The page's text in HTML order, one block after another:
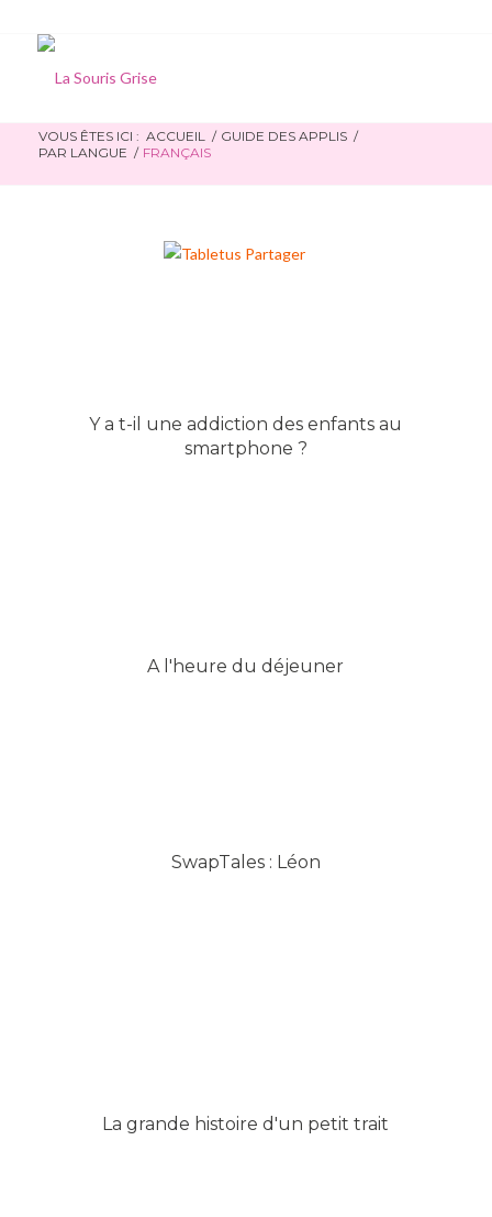
VOUS ÊTES ICI : ACCUEIL / GUIDE DES APPLIS /
PAR LANGUE / FRANÇAIS
Y a t-il une addiction des enfants au
smartphone ?
A l'heure du déjeuner
SwapTales : Léon
La grande histoire d'un petit trait